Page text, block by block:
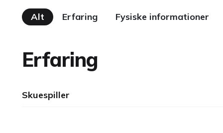
Alt Erfaring Fysiske informationer
Erfaring
Skuespiller